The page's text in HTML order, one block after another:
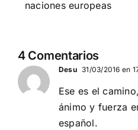
DN ESTUVO PRESENTE
4 Comentarios
Desu 31/03/2016 en
Ese es el
ánimo y fuerza
español.